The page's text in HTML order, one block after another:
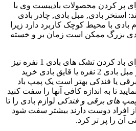
پر کردن محصولات بادیبست وی با
استخر بادی, مبل بادی, چادر بادی
با محیط کوچک کاربرد دارد زیرا
بزرگ ممکن است زمان بر و خسته
تلمبه باد دستی بست وی برای باد کردن تشک های بادی 1 نفره نیز
مناسب است و همچنین اگر مبل بادی 2 نفره یا قایق بادی خرید
برقی یا فندکی بهتر است یک پمپ باد
تا به اندازه کافی آنها را سفت کنید
پمپ های برقی و فندکی لوازم بادی را تا
افراد دوست دارند بیشتر سفت شود
آن را پر تر کرد.